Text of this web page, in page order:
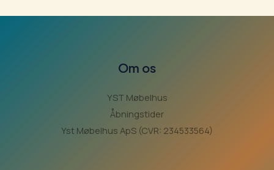
Om os
YST Møbelhus
Åbningstider
Yst Møbelhus ApS (CVR: 234533564)